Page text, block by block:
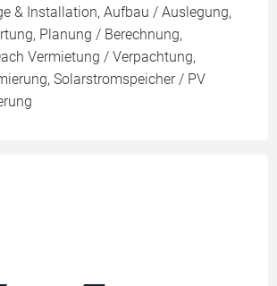
& Installation, Aufbau / Auslegung,
Planung / Berechnung,
Vermietung / Verpachtung,
Solarstromspeicher / PV